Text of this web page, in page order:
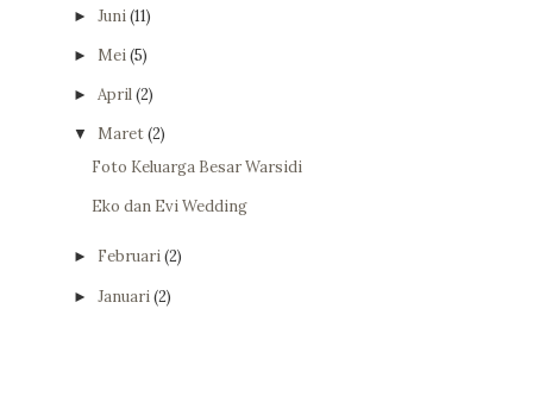
► Juni(11)
► Mei(5)
► April(2)
▼ Maret(2)
Foto Keluarga Besar Warsidi
Eko dan Evi Wedding
► Februari(2)
► Januari(2)